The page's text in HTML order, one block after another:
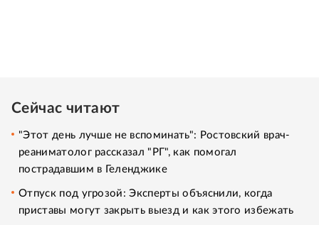
Сейчас читают
"Этот день лучше не вспоминать": Ростовский врач-
реаниматолог рассказал "РГ", как помогал
пострадавшим в Геленджике
Отпуск под угрозой: Эксперты объяснили, когда
приставы могут закрыть выезд и как этого избежать